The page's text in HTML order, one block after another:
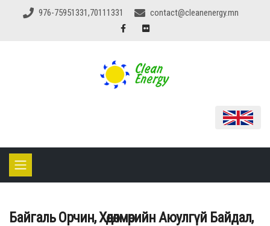
976-75951331,70111331 contact@cleanenergy.mn
Байгаль Орчин, Хөдөлмөрийн Аюулгүй Байдал,